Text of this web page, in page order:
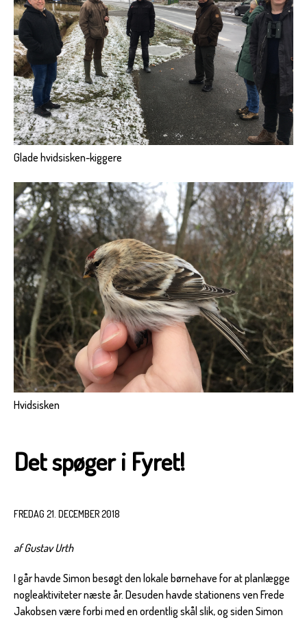
Glade hvidsisken-kiggere
Hvidsisken
Det spøger i Fyret!
FREDAG 21. DECEMBER 2018
af Gustav Urth
I går havde Simon besøgt den lokale børnehave for at planlægge
nogleaktiviteter næste år. Desuden havde stationens ven Frede
Jakobsen være forbi med en ordentlig skål slik, og siden Simon